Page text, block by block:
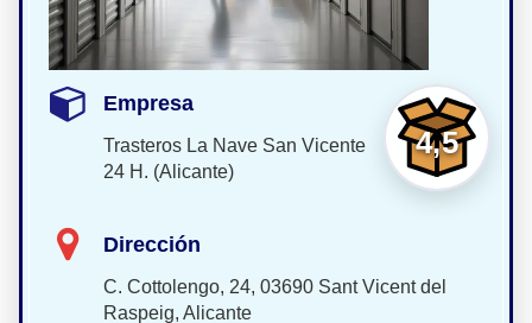
4,5
Empresa
Trasteros La Nave San Vicente
24 H. (Alicante)
Dirección
C. Cottolengo, 24, 03690 Sant Vicent del
Raspeig, Alicante